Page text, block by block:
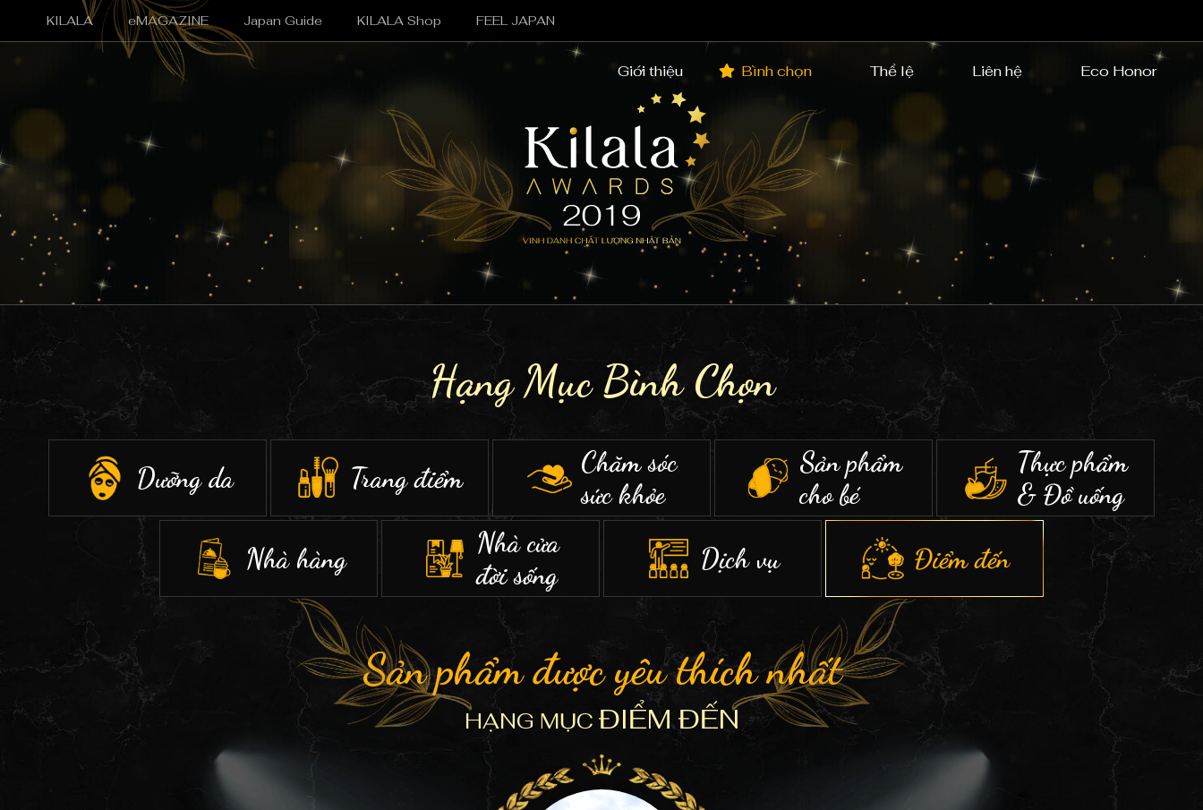
KILALA eMAGAZINE Japan Guide KILALA Shop FEEL JAPAN
Giới thiệu Bình chọn Thể lệ Liên hệ Eco Honor
Hạng Mục Bình Chọn
Dưỡng da Trang điểm
Chăm sóc
sức khỏe
Sản phẩm
cho bé
Thực phẩm
& Đồ uống
Nhà hàng
Nhà cửa
đời sống
Dịch vụ Điểm đến
Sản phẩmđược yêu thích nhất
HẠNG MỤC ĐIỂM ĐẾN